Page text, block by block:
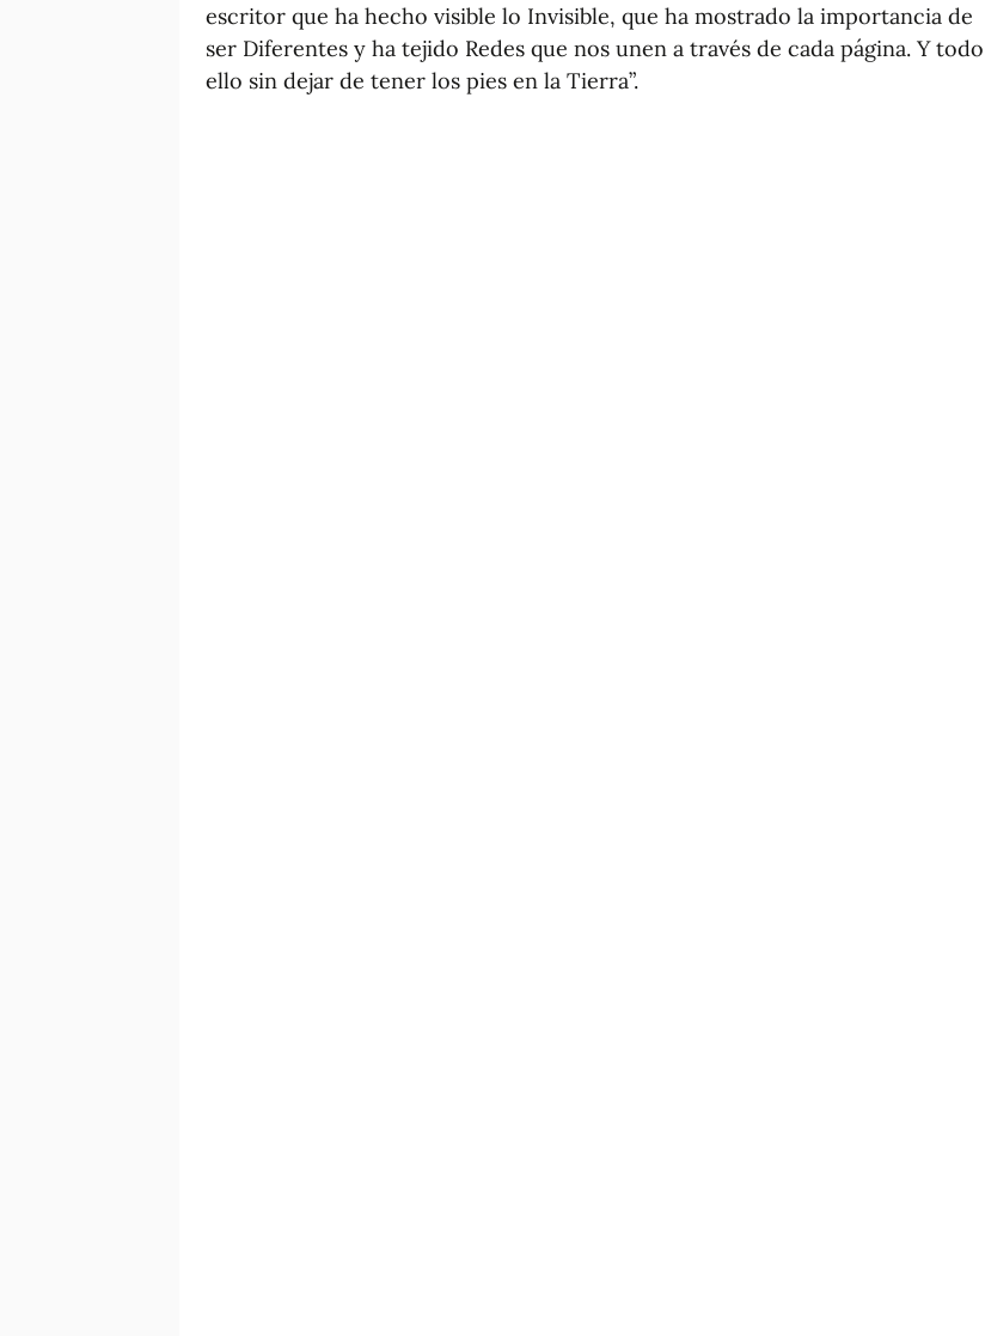
escritor que ha hecho visible lo Invisible, que ha mostrado la importancia de
ser Diferentes y ha tejido Redes que nos unen a través de cada página. Y todo
ello sin dejar de tener los pies en la Tierra”.